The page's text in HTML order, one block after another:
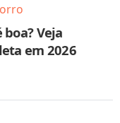
boa? Veja
em 2026